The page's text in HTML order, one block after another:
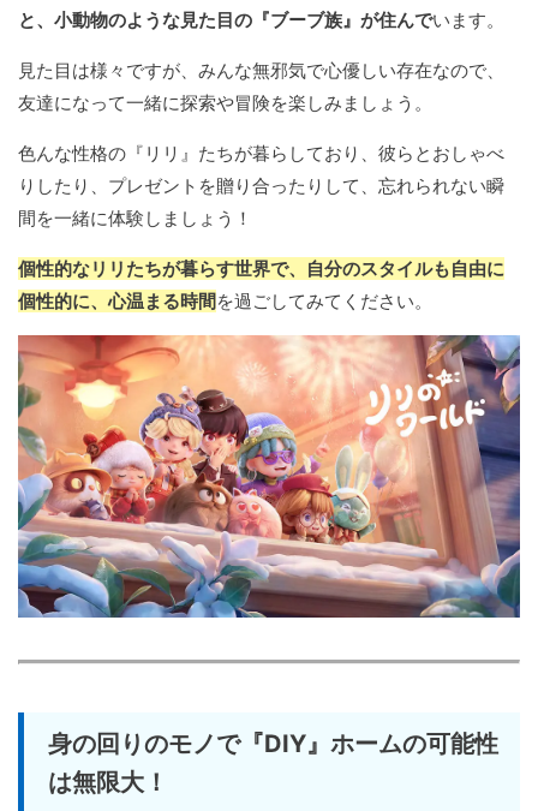
と、小動物のような見た目の『ブーブ族』が住んでいます。
見た目は様々ですが、みんな無邪気で心優しい存在なので、
友達になって一緒に探索や冒険を楽しみましょう。
色んな性格の『リリ』たちが暮らしており、彼らとおしゃべ
りしたり、プレゼントを贈り合ったりして、忘れられない瞬
間を一緒に体験しましょう！
個性的なリリたちが暮らす世界で、自分のスタイルも自由に
個性的に、心温まる時間を過ごしてみてください。
身の回りのモノで『DIY』ホームの可能性
は無限大！